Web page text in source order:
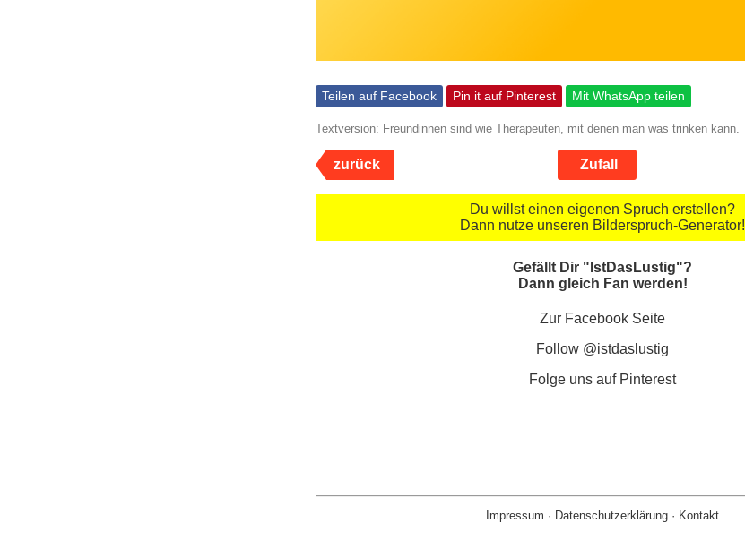
Teilen auf Facebook Pin it auf Pinterest Mit WhatsApp teilen
Textversion: Freundinnen sind wie Therapeuten, mit denen man was trinken kann.
zurück Zufall
Du willst einen eigenen Spruch erstellen?
Dann nutze unseren Bilderspruch-Generator!
Gefällt Dir "IstDasLustig"?
Dann gleich Fan werden!
Zur Facebook Seite
Follow @istdaslustig
Folge uns auf Pinterest
Impressum · Datenschutzerklärung · Kontakt